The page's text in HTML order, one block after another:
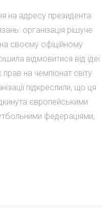
на адресу президента
організація рішуче
своєму офіційному
відмовитися від ідеї
на чемпіонат світу
підкреслили, що ця
європейськими
федераціями,